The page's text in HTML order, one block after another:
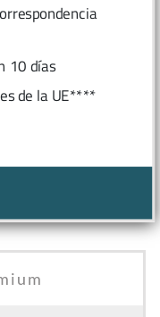
10 días
de la UE****